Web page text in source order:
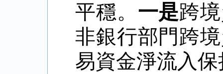
平穩。 一是跨
非銀行部門跨
易資金淨流入